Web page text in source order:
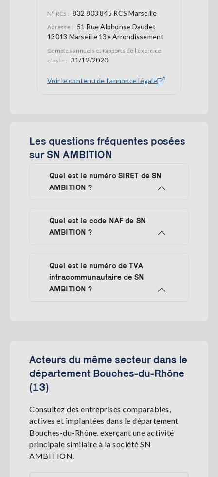
N° RCS : 832 803 845 RCS Marseille
Adresse :
51 Rue Alphonse Daudet
13013 Marseille 13e Arrondissement
Comptes annuels et rapports de l'exercice
clos le : 31/12/2020
Voir le contenu de l'annonce légale
Les questions fréquentes posées
sur SN AMBITION
Quel est le numéro SIRET de SN
AMBITION ?
Quel est le code NAF de SN
AMBITION ?
Quel est le numéro de TVA
intracommunautaire de SN
AMBITION ?
Acteurs du même secteur dans le
département Bouches-du-Rhône
(13)
Consultez des entreprises comparables,
actives et implantées dans le département
Bouches-du-Rhône, exerçant une activité
principale similaire à la société SN
AMBITION.